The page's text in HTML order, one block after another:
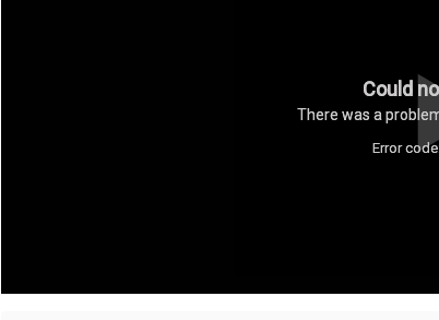
Could
There was a
Error